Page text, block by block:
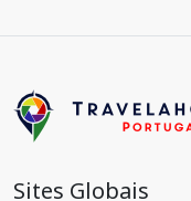
Sites Globais